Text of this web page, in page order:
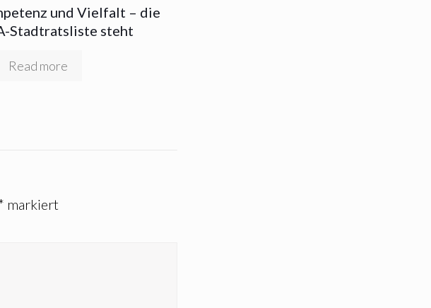
und Vielfalt – die
Stadtratsliste steht
Read more
markiert